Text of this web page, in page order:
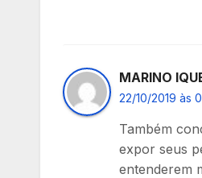
MARINO
22/10/2019 às
Também
expor seus
entenderem